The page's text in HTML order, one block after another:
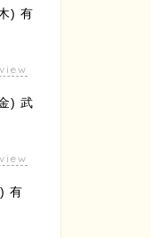
) 有
view
) 武
view
有